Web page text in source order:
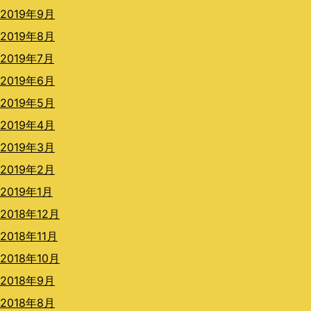
2019年9月
2019年8月
2019年7月
2019年6月
2019年5月
2019年4月
2019年3月
2019年2月
2019年1月
2018年12月
2018年11月
2018年10月
2018年9月
2018年8月